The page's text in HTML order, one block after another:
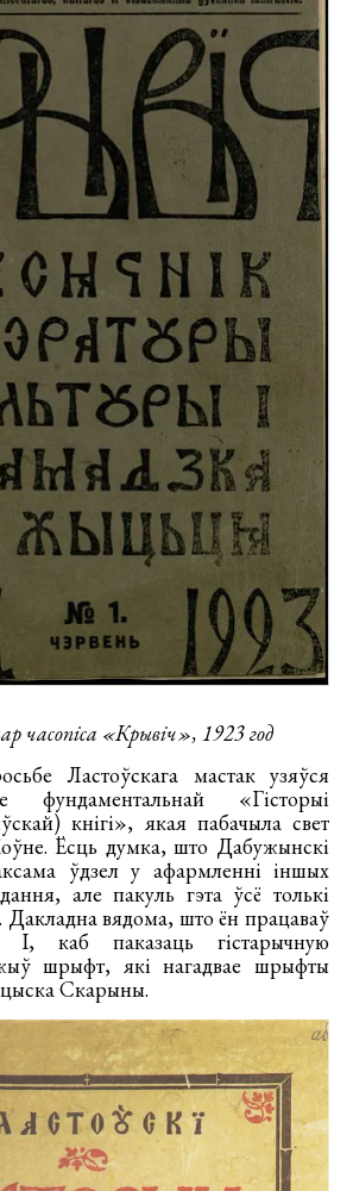
часопіса «Крывіч», 1923 год
Ластоўскага мастак узяўся
фундаментальнай «Гісторыі
кнігі», якая пабачыла свет
Ёсць думка, што Дабужынскі
ўдзел у афармленні іншых
але пакуль гэта ўсё толькі
Дакладна вядома, што ён працаваў
І, каб паказаць гістарычную
шрыфт, які нагадвае шрыфты
Скарыны.